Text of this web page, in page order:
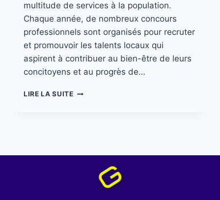
multitude de services à la population.
Chaque année, de nombreux concours
professionnels sont organisés pour recruter
et promouvoir les talents locaux qui
aspirent à contribuer au bien-être de leurs
concitoyens et au progrès de…
LIRE LA SUITE